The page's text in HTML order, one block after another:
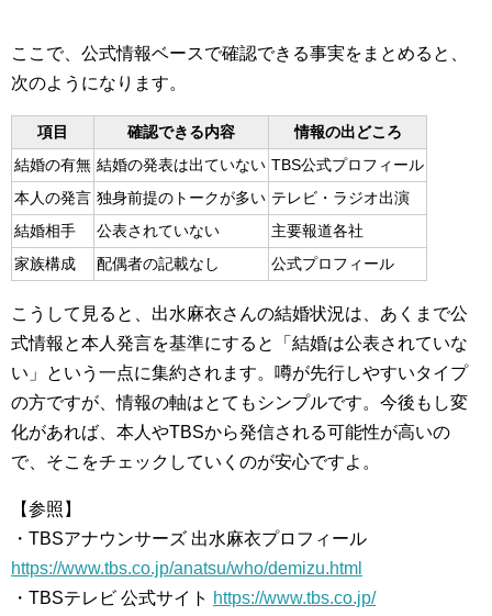
ここで、公式情報ベースで確認できる事実をまとめると、
次のようになります。
項目 確認できる内容
情報の出どころ
結婚の有無 結婚の発表は出ていない TBS公式プロフィール
本人の発言 独身前提のトークが多い テレビ・ラジオ出演
結婚相手
公表されていない
主要報道各社
家族構成
配偶者の記載なし 公式プロフィール
こうして見ると、出水麻衣さんの結婚状況は、あくまで公
式情報と本人発言を基準にすると「結婚は公表されていな
い」という一点に集約されます。噂が先行しやすいタイプ
の方ですが、情報の軸はとてもシンプルです。今後もし変
化があれば、本人やTBSから発信される可能性が高いの
で、そこをチェックしていくのが安心ですよ。
【参照】
・TBSアナウンサーズ 出水麻衣プロフィール
https://www.tbs.co.jp/anatsu/who/demizu.html
・TBSテレビ 公式サイト https://www.tbs.co.jp/